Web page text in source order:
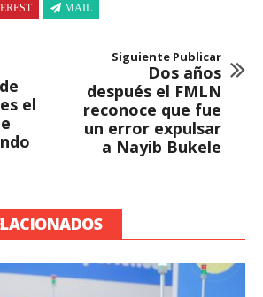
MAIL
el
Siguiente Publicar
Dos años
después el FMLN
reconoce que fue
un error expulsar
a Nayib Bukele